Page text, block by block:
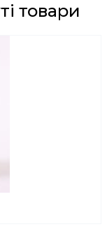
товари